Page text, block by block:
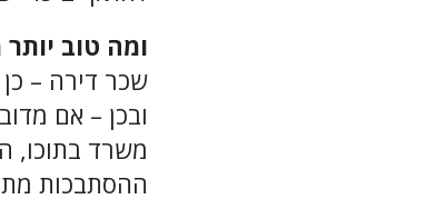
ומה טוב
שכר דירה –
ובכן – אם
משרד בתוכו,
ההסתבכות